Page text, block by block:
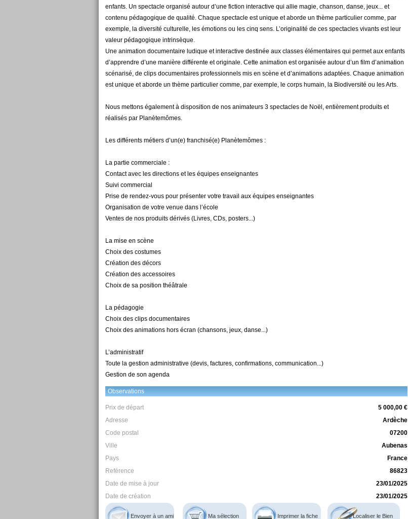
enfants. Un spectacle organisé autour d’une fiction interactive qui allie magie, chanson, danse, jeux... et
contenu pédagogique de qualité. Chaque spectacle est unique et aborde un thème particulier comme, par
exemple, la diversité culturelle, les émotions ou les cinq sens. L’originalité de ces spectacles vivants est leur
valeur pédagogique intrinsèque.
Une animation documentaire ludique et interactive destinée aux classes élémentaires qui permet aux enfants
d’apprendre d’une manière différente et originale. Cette animation est organisée autour d’un film d’animation
scénarisé, de clips documentaires professionnels mis en scène et d’animations adaptées. Chaque animation
est unique et aborde un thème particulier comme, par exemple, le corps humain, la Biodiversité ou les Arts.
Nous mettons également à disposition de nos animateurs 3 spectacles de Noël, entièrement produits et
réalisés par Planètemômes.
Les différents métiers d’un(e) franchisé(e) Planètemômes :
La partie commerciale :
Contact avec les directions et les équipes enseignantes
Suivi commercial
Prise de rendez-vous pour présenter votre travail aux équipes enseignantes
Organisation de votre venue dans l’école
Ventes de nos produits dérivés (Livres, CDs, posters...)
La mise en scène
Choix des costumes
Création des décors
Création des accessoires
Choix de sa position théâtrale
La pédagogie
Choix des clips documentaires
Choix des animations hors écran (chansons, jeux, danse...)
L’administratif
Toute la gestion administrative (devis, factures, confirmations, communication...)
Gestion de son agenda
Observations
Prix de départ
5 000,00 €
Adresse
Ardèche
Code postal
07200
Ville
Aubenas
Pays
France
Reférence
86823
Date de mise à jour
23/01/2025
Date de création
23/01/2025
Envoyer à un ami Ma sélection Imprimer la fiche Localiser le Bien